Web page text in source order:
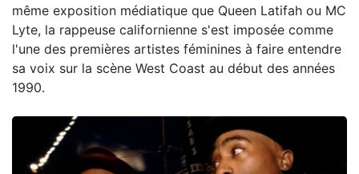
même exposition médiatique que Queen Latifah ou MC
Lyte, la rappeuse californienne s'est imposée comme
l'une des premières artistes féminines à faire entendre
sa voix sur la scène West Coast au début des années
1990.